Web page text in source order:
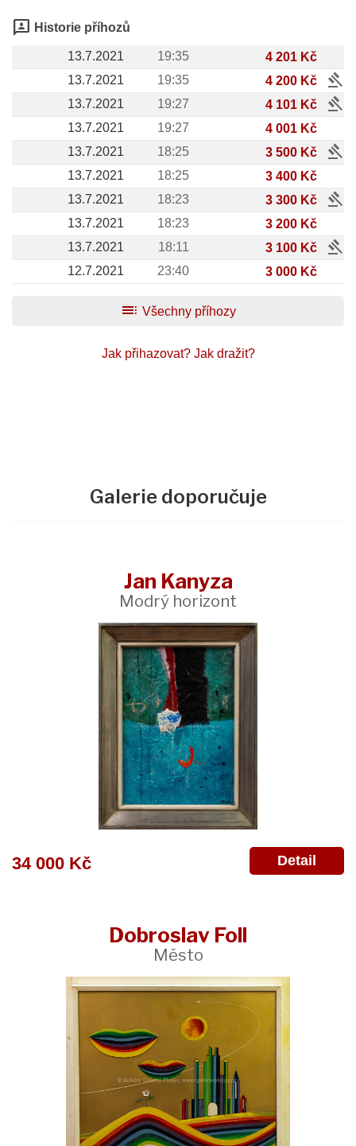
3p Historie příhozů
13.7.2021 19:35
4 201 Kč
13.7.2021
19:35 4 200 Kč gavel
13.7.2021 19:27 4 101 Kč gavel
13.7.2021 19:27
4 001 Kč
13.7.2021
18:25 3 500 Kč gavel
13.7.2021 18:25
3 400 Kč
13.7.2021
18:23 3 300 Kč gavel
13.7.2021 18:23
3 200 Kč
13.7.2021
18:11 3 100 Kč gavel
12.7.2021 23:40 3 000 Kč
toc Všechny příhozy
Jak přihazovat? Jak dražit?
Galerie doporučuje
Jan Kanyza
Modrý horizont
34 000 Kč Detail
Dobroslav Foll
Město